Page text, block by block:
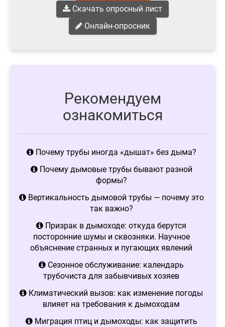
Скачать опросный лист
Онлайн-опросник
Рекомендуем
ознакомиться
Почему трубы иногда «дышат» без дыма?
Почему дымовые трубы бывают разной
формы?
Вертикальность дымовой трубы — почему это
так важно?
Призрак в дымоходе: откуда берутся
посторонние шумы и сквозняки. Научное
объяснение странных и пугающих явлений
Сезонное обслуживание: календарь
трубочиста для забывчивых хозяев
Климатический вызов: как изменение погоды
влияет на требования к дымоходам
Миграция птиц и дымоходы: как защитить